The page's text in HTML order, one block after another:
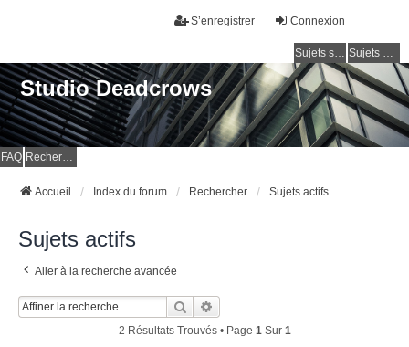
Connexion
S’enregistrer
Sujets sans réponse Sujets actifs
Studio Deadcrows
FAQ Rechercher
Accueil Index du forum Rechercher Sujets actifs
Sujets actifs
Aller à la recherche avancée
Rechercher
2 Résultats Trouvés • Page 1Sur 1